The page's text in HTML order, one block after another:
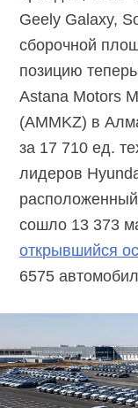
Geely Galaxy,
сборочной
позицию
Astana Motors
(AMMKZ) в
за 17 710 ед.
лидеров
сошло 13 373
открывшийся
6575